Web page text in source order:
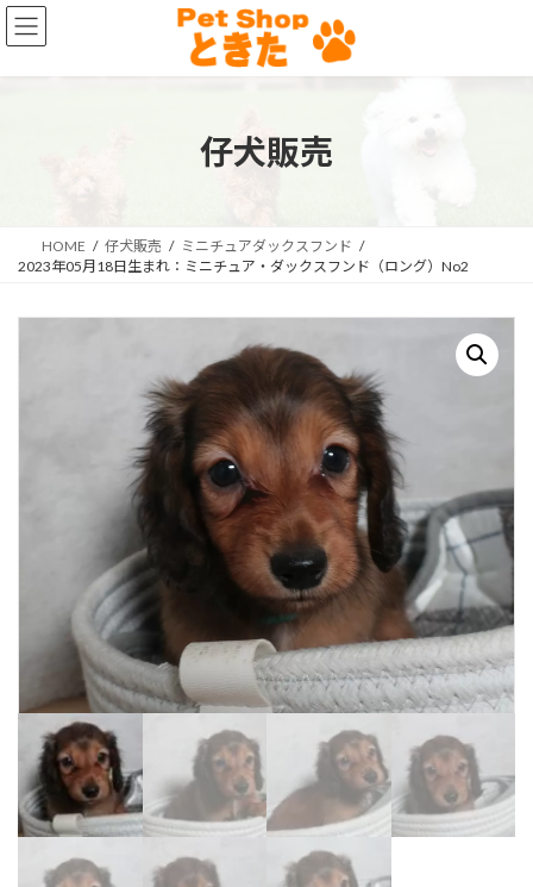
コ
ン
ン
ナ
ビ
ー
仔犬販売
HOME 仔犬販売
ミニチュアダックスフンド
2023年05月18日生まれ：ミニチュア・ダックスフンド（ロング）No2